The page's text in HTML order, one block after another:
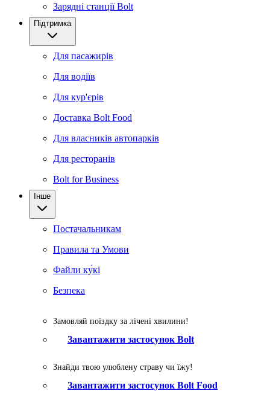
Зарядні станції Bolt
Підтримка
Для пасажирів
Для водіїв
Для кур'єрів
Доставка Bolt Food
Для власників автопарків
Для ресторанів
Bolt for Business
Інше
Постачальникам
Правила та Умови
Файли ку́кі
Безпека
Замовляй поїздку за лічені хвилини!
Завантажити застосунок Bolt
Знайди твою улюблену страву чи їжу!
Завантажити застосунок Bolt Food